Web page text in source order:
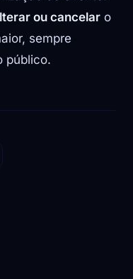
ou cancelar o
sempre
público.